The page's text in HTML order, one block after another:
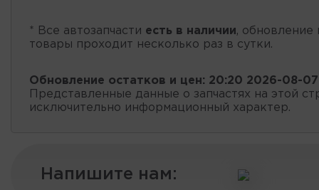
* Все автозапчасти есть в наличии, обновление
товары проходит несколько раз в сутки.
Обновление остатков и цен: 20:20 2026-08-07
Представленные данные о запчастях на этой
исключительно информационный характер.
Напишите нам: